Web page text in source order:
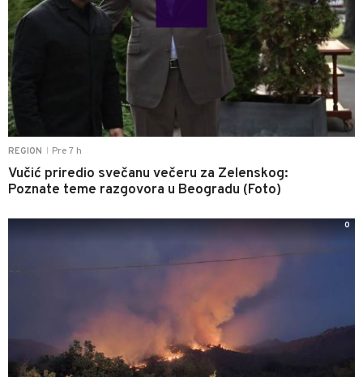
REGION Pre 7 h
Vučić priredio svečanu večeru za Zelenskog:
Poznate teme razgovora u Beogradu (Foto)
0